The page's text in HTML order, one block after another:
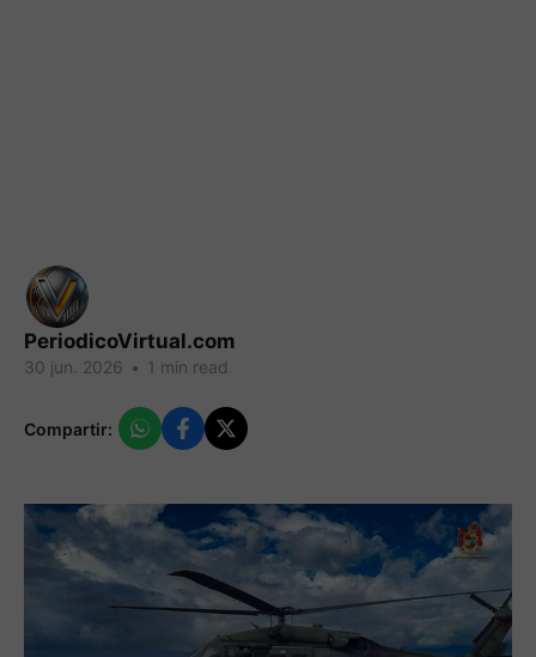
PeriodicoVirtual.com
30 jun. 2026 • 1 min read
Compartir: